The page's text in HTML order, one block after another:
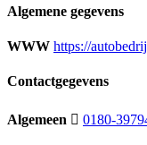
Algemene gegevens
WWW https://
Contactgegevens
Algemeen 0180-